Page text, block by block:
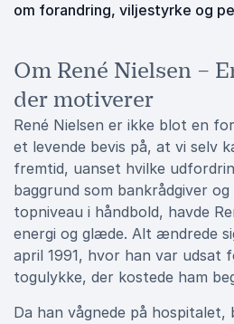
om forandring, viljestyrke og
Om René Nielsen –
der motiverer
René Nielsen er ikke blot en
et levende bevis på, at vi selv
fremtid, uanset hvilke
baggrund som bankrådgiver
topniveau i håndbold, havde
energi og glæde. Alt ændrede
april 1991, hvor han var udsat
togulykke, der kostede ham
Da han vågnede på hospitalet,